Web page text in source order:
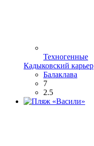
Техногенные
Кадыковский карьер
Балаклава
7
2.5